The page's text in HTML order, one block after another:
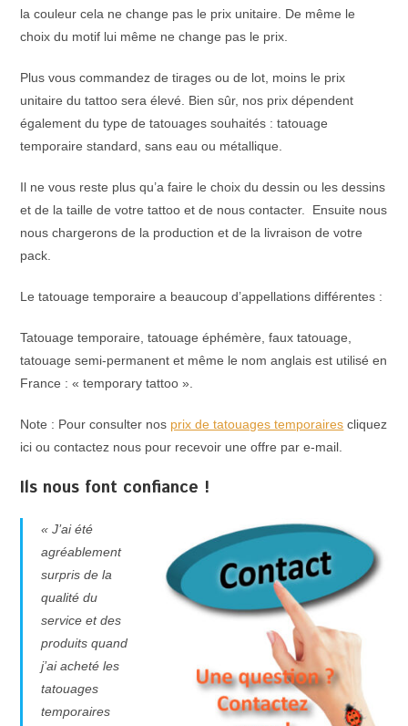
la couleur cela ne change pas le prix unitaire. De même le
choix du motif lui même ne change pas le prix.
Plus vous commandez de tirages ou de lot, moins le prix
unitaire du tattoo sera élevé. Bien sûr, nos prix dépendent
également du type de tatouages souhaités : tatouage
temporaire standard, sans eau ou métallique.
Il ne vous reste plus qu’a faire le choix du dessin ou les dessins
et de la taille de votre tattoo et de nous contacter. Ensuite nous
nous chargerons de la production et de la livraison de votre
pack.
Le tatouage temporaire a beaucoup d’appellations différentes :
Tatouage temporaire, tatouage éphémère, faux tatouage,
tatouage semi-permanent et même le nom anglais est utilisé en
France : « temporary tattoo ».
Note : Pour consulter nos prix de tatouages temporaires cliquez
ici ou contactez nous pour recevoir une offre par e-mail.
Ils nous font confiance !
« J’ai été
agréablement
surpris de la
qualité du
service et des
produits quand
j’ai acheté les
tatouages
temporaires